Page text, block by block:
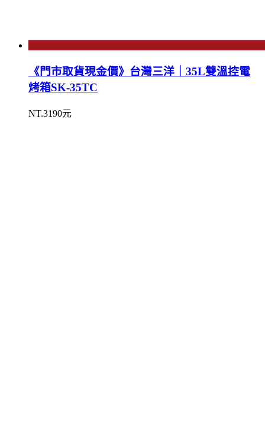
《門市取貨現金價》台灣三洋｜35L雙溫控電
烤箱SK-35TC
NT.3190元